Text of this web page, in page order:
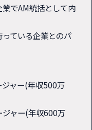
でAM統括として内
ている企業とのパ
ャー(年収500万
ャー(年収600万